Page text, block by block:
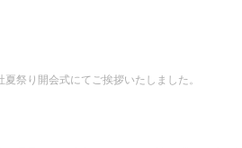
祭り開会式にてご挨拶いたしました。